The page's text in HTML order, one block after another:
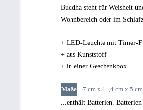
Buddha steht für Weisheit
Wohnbereich oder im
+ LED-Leuchte mit Timer-
+ aus Kunststoff
+ in einer Geschenkbox
Maße
7 cm x 11,4 cm x 5 cm
...enthält Batterien.